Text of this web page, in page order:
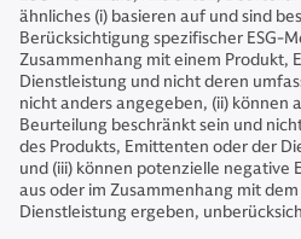
ähnliches (i) basieren auf und sind
Berücksichtigung spezifischer ESG-
Zusammenhang mit einem Produkt,
Dienstleistung und nicht deren
nicht anders angegeben, (ii) können
Beurteilung beschränkt sein und
des Produkts, Emittenten oder der
und (iii) können potenzielle negative
aus oder im Zusammenhang mit
Dienstleistung ergeben,